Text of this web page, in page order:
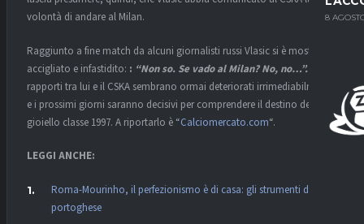
8
volontà di andare al Milan.
Raggiunto a fine match da alcuni giornalisti russi Vlasic si è mostrato
accigliato e infastidito: : “Non so. Se vado al Milan? No, no…”.
rapporti tra lui e il CSKA sembrano ormai deteriorati irrimediabilmente
e i prossimi giorni saranno decisivi per comprendere il destino del
gioiello classe 1997. A riportarlo è “Calciomercato.com“.
LEGGI ANCHE:
Roma-Mourinho, il perfezionismo è di casa: gli strumenti del
portoghese